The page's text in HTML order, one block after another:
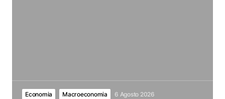
Economia Macroeconomia 6 Agosto 2026